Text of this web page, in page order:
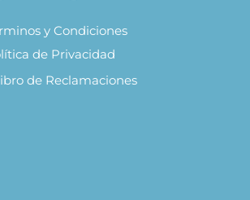
y Condiciones
de Privacidad
de Reclamaciones